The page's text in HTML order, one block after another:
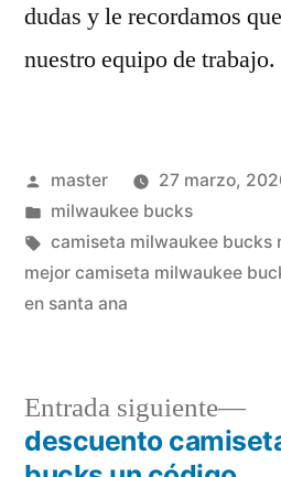
dudas y le recordamos
nuestro equipo de trabajo.
Publicado
por
master
27 marzo,
Publicado
en
milwaukee bucks
Etiquetas:
camiseta milwaukee bucks
mejor camiseta milwaukee
en santa ana
Navegación
Entrada siguiente
descuento